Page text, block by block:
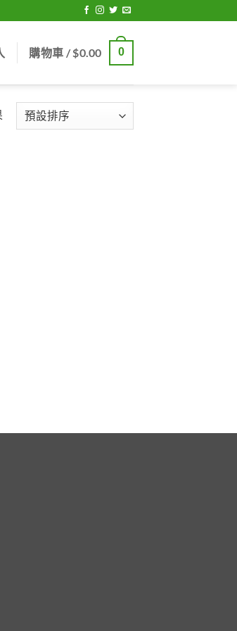
購物車 /$0.00 0